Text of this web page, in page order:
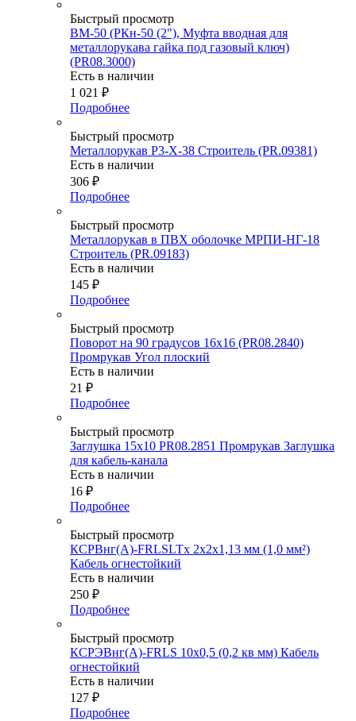
Быстрый просмотр
ВМ-50 (РКн-50 (2"), Муфта вводная для
металлорукава гайка под газовый ключ)
(PR08.3000)
Есть в наличии
1 021 ₽
Подробнее
Быстрый просмотр
Металлорукав Р3-Х-38 Строитель (PR.09381)
Есть в наличии
306 ₽
Подробнее
Быстрый просмотр
Металлорукав в ПВХ оболочке МРПИ-НГ-18
Строитель (PR.09183)
Есть в наличии
145 ₽
Подробнее
Быстрый просмотр
Поворот на 90 градусов 16х16 (PR08.2840)
Промрукав Угол плоский
Есть в наличии
21 ₽
Подробнее
Быстрый просмотр
Заглушка 15х10 PR08.2851 Промрукав Заглушка
для кабель-канала
Есть в наличии
16 ₽
Подробнее
Быстрый просмотр
КСРВнг(А)-FRLSLTx 2х2х1,13 мм (1,0 мм²)
Кабель огнестойкий
Есть в наличии
250 ₽
Подробнее
Быстрый просмотр
КСРЭВнг(А)-FRLS 10х0,5 (0,2 кв мм) Кабель
огнестойкий
Есть в наличии
127 ₽
Подробнее